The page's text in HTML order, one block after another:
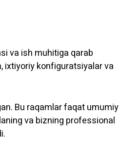
va ish muhitiga qarab
ixtiyoriy konfiguratsiyalar va
Bu raqamlar faqat umumiy
va bizning professional